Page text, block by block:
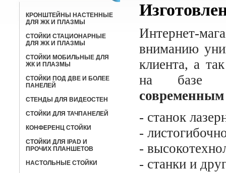
КРОНШТЕЙНЫ НАСТЕННЫЕ
ДЛЯ ЖК И ПЛАЗМЫ
СТОЙКИ СТАЦИОНАРНЫЕ
ДЛЯ ЖК И ПЛАЗМЫ
СТОЙКИ МОБИЛЬНЫЕ ДЛЯ
ЖК И ПЛАЗМЫ
СТОЙКИ ПОД ДВЕ И БОЛЕЕ
ПАНЕЛЕЙ
СТЕНДЫ ДЛЯ ВИДЕОСТЕН
СТОЙКИ ДЛЯ ТАЧПАНЕЛЕЙ
КОНФЕРЕНЦ СТОЙКИ
CТОЙКИ ДЛЯ IPAD И
ПРОЧИХ ПЛАНШЕТОВ
НАСТОЛЬНЫЕ СТОЙКИ
Интернет-
вниманию
клиента, а
на базе
- станок
-
-
- станки и